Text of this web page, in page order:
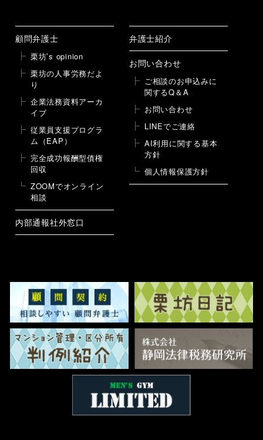
顧問弁護士
栗坊’s opinion
栗坊の人事労務だよ
り
企業法務資料アーカ
イブ
従業員支援プログラ
ム（EAP）
完全成功報酬型債権
回収
ZOOMでオンライン
相談
内部通報社外窓口
弁護士紹介
お問い合わせ
ご相談のお申込みに
関するQ＆A
お問い合わせ
LINEでご連絡
AI利用に関する基本
方針
個人情報保護方針